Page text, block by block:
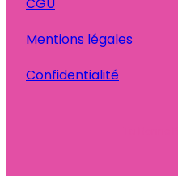
Mentions légales
Confidentialité